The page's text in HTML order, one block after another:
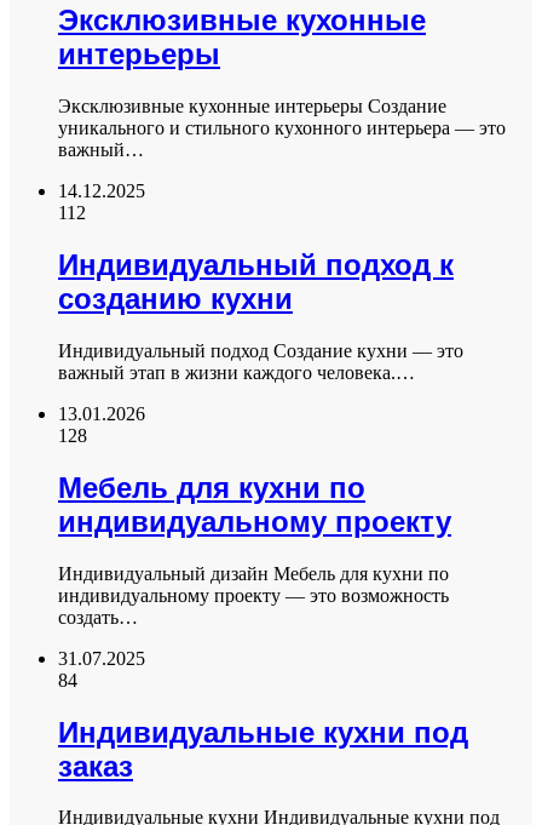
Эксклюзивные кухонные
интерьеры
Эксклюзивные кухонные интерьеры Создание
уникального и стильного кухонного интерьера — это
важный…
14.12.2025
112
Индивидуальный подход к
созданию кухни
Индивидуальный подход Создание кухни — это
важный этап в жизни каждого человека.…
13.01.2026
128
Мебель для кухни по
индивидуальному проекту
Индивидуальный дизайн Мебель для кухни по
индивидуальному проекту — это возможность
создать…
31.07.2025
84
Индивидуальные кухни под
заказ
Индивидуальные кухни Индивидуальные кухни под